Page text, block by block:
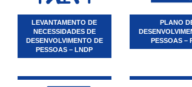
LEVANTAMENTO DE
NECESSIDADES DE
DESENVOLVIMENTO DE
PESSOAS – LNDP
PLANO
PESSOAS –